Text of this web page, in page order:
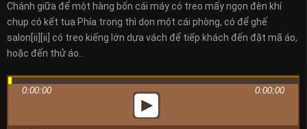
Chánh giữa để một hàng bốn cái máy có treo mấy ngọn đèn khí
chụp có kết tuạ Phía trong thì dọn một cái phòng, có để ghế
salon[ii][ii] có treo kiếng lớn dựa vách để tiếp khách đến đặt mã áo,
hoặc đến thử áo..
0:00:00 0:00:00